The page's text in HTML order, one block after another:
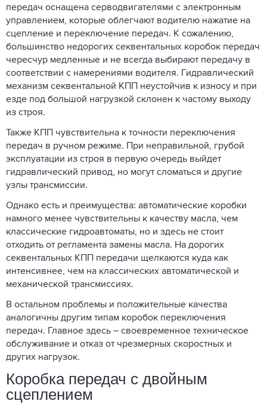
передач оснащена серводвигателями с электронным
управлением, которые облегчают водителю нажатие на
сцепление и переключение передач. К сожалению,
большинство недорогих секвентальных коробок передач
чересчур медленные и не всегда выбирают передачу в
соответствии с намерениями водителя. Гидравлический
механизм секвентальной КПП неустойчив к износу и при
езде под большой нагрузкой склонен к частому выходу
из строя.
Также КПП чувствительна к точности переключения
передач в ручном режиме. При неправильной, грубой
эксплуатации из строя в первую очередь выйдет
гидравлический привод, но могут сломаться и другие
узлы трансмиссии.
Однако есть и преимущества: автоматические коробки
намного менее чувствительны к качеству масла, чем
классические гидроавтоматы, но и здесь не стоит
отходить от регламента замены масла. На дорогих
секвентальных КПП передачи щелкаются куда как
интенсивнее, чем на классических автоматической и
механической трансмиссиях.
В остальном проблемы и положительные качества
аналогичны другим типам коробок переключения
передач. Главное здесь – своевременное техническое
обслуживание и отказ от чрезмерных скоростных и
других нагрузок.
Коробка передач с двойным
сцеплением